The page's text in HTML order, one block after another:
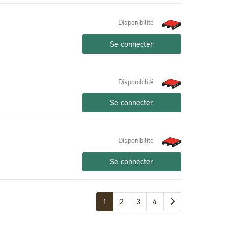
Disponibilité
Se connecter
Disponibilité
Se connecter
Disponibilité
Se connecter
1 2 3 4